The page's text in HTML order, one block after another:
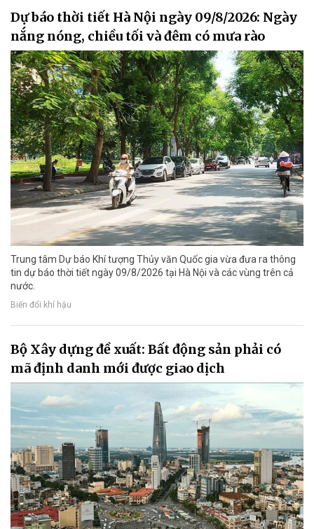
Dự báo thời tiết Hà Nội ngày 09/8/2026: Ngày
nắng nóng, chiều tối và đêm có mưa rào
Trung tâm Dự báo Khí tượng Thủy văn Quốc gia vừa đưa ra thông
tin dự báo thời tiết ngày 09/8/2026 tại Hà Nội và các vùng trên cả
nước.
Biến đổi khí hậu
Bộ Xây dựng đề xuất: Bất động sản phải có
mã định danh mới được giao dịch